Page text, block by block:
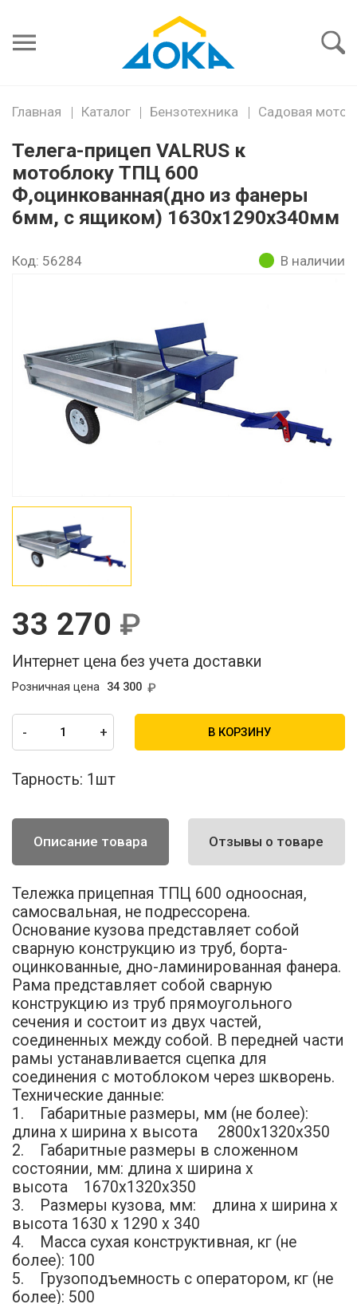
пароль
Главная Каталог Бензотехника Садовая мото
Телега-прицеп VALRUS к
мотоблоку ТПЦ 600
Ф,оцинкованная(дно из фанеры
6мм, с ящиком) 1630х1290х340мм
Код: 56284 В наличии
33 270
Интернет цена без учета доставки
34 300
Розничная цена
- + В КОРЗИНУ
Тарность: 1шт
Описание товара Отзывы о товаре
Тележка прицепная ТПЦ 600 одноосная,
самосвальная, не подрессорена.
Основание кузова представляет собой
сварную конструкцию из труб, борта-
оцинкованные, дно-ламинированная фанера.
Рама представляет собой сварную
конструкцию из труб прямоугольного
сечения и состоит из двух частей,
соединенных между собой. В передней части
рамы устанавливается сцепка для
соединения с мотоблоком через шкворень.
Технические данные:
1. Габаритные размеры, мм (не более):
длина х ширина х высота 2800х1320х350
2. Габаритные размеры в сложенном
состоянии, мм: длина х ширина х
высота 1670х1320х350
3. Размеры кузова, мм: длина х ширина х
высота 1630 х 1290 х 340
4. Масса сухая конструктивная, кг (не
более): 100
5. Грузоподъемность с оператором, кг (не
более): 500